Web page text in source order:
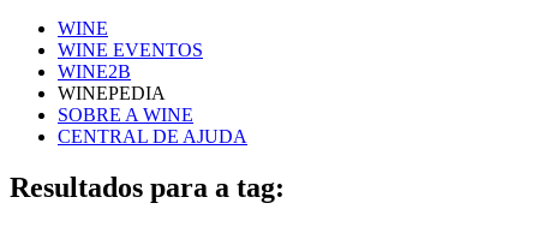
WINE
WINE EVENTOS
WINE2B
WINEPEDIA
SOBRE A WINE
CENTRAL DE AJUDA
Resultados para a tag: